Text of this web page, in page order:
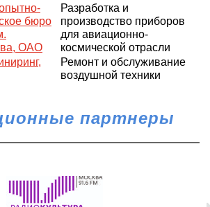
бюро
ОАО
Разработка и
производство приборов
для авиационно-
космической отрасли
Ремонт и обслуживание
воздушной техники
партнеры